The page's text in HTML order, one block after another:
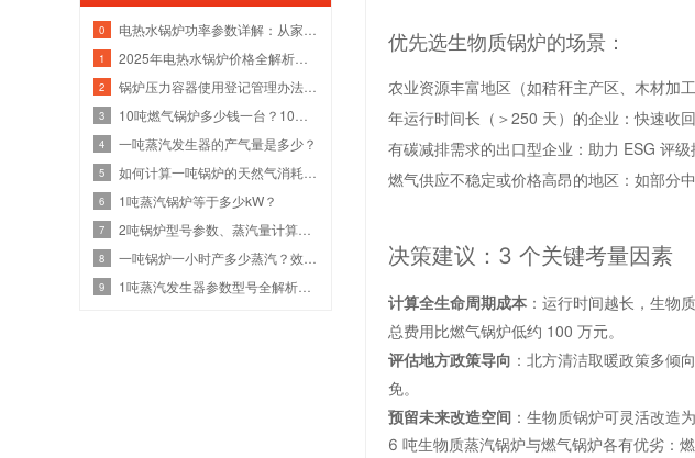
优先选生物质锅炉的场景：
农业资源丰富地区（如秸秆主产区、木材加
年运行时间长（＞250 天）的企业：快速收
有碳减排需求的出口型企业：助力 ESG 评
燃气供应不稳定或价格高昂的地区：如部分
决策建议：3 个关键考量因素
计算全生命周期成本 ：运行时间越长，生物
总费用比燃气锅炉低约 100 万元。
评估地方政策导向 ：北方清洁取暖政策多倾
免。
预留未来改造空间 ：生物质锅炉可灵活改造
6 吨生物质蒸汽锅炉与燃气锅炉各有优劣：
0
1
2
3
4 一吨蒸汽发生器的产气量是多少？
5
6 1吨蒸汽锅炉等于多少kW？
7
8
9